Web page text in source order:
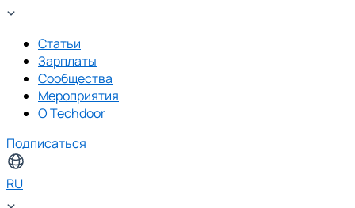
Статьи
Зарплаты
Сообщества
Мероприятия
О Techdoor
Подписаться
RU